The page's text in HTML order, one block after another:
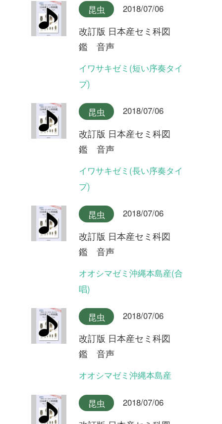
鑑 音声
唱)
改訂版 日本産セミ科図
鑑 音声
オオシマゼミ奄美大島産
昆虫 2018/07/06
改訂版 日本産セミ科図
オオシマゼミ奄美大島産(長
昆虫 2018/07/06
改訂版 日本産セミ科図
鑑 音声
ツクツクボウシ屋久島産
昆虫
改訂版 日本産セミ科図
鑑 音声
ツクツクボウシ
改訂版 日本産セミ科図
鑑 音声
タイワンヒグラシ(合唱)